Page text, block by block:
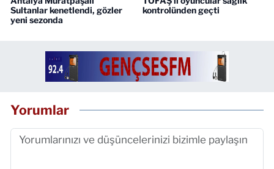
Sultanlar kenetlendi, gözler
yeni sezonda
kontrolünden geçti
Yorumlar